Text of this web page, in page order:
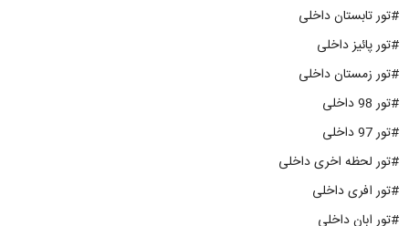
#تور تابستان داخلی
#تور پائیز داخلی
#تور زمستان داخلی
#تور 98 داخلی
#تور 97 داخلی
#تور لحظه اخری داخلی
#تور افری داخلی
#تور ابان داخلی